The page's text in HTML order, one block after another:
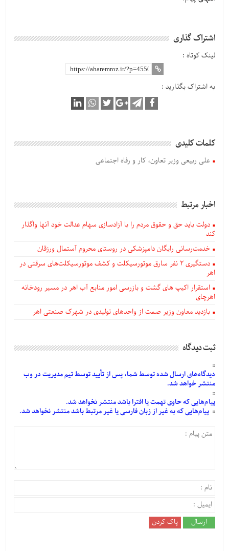
اشتراک گذاری
لینک کوتاه :
به اشتراک بگذارید :
کلمات کلیدی
علی ربیعی وزیر تعاون، کار و رفاه اجتماعی
اخبار مرتبط
دولت باید حق و حقوق مردم را با آزادسازی سهام عدالت خود آنها واگذار
کند
خدمت‌رسانی رایگان دامپزشکی در روستای محروم آستمال ورزقان
دستگيری ۲ نفر سارق موتورسیکلت و کشف موتورسیکلت‌های سرقتی در
اهر
استقرار اکیپ های گشت و بازرسی امور منابع آب اهر در مسیر رودخانه
اهرچای
بازدید معاون وزیر صمت از واحدهای تولیدی در شهرک صنعتی اهر
ثبت دیدگاه
دیدگاه‌هایارسالشدهتوسط شما، پس ازتأییدتوسط تیم مدیریت در وب
منتشر خواهد شد.
پیام‌هاییکه حاوی تهمت یا افترا باشد منتشر نخواهد شد.
پیام‌هاییکه به غیر از زبان فارسی یا غیر مرتبط باشد منتشر نخواهد شد.